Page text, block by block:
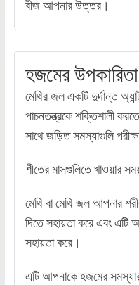
বীজ আপনার উত্তর।
হজমের
মেথির জল একটি দুর্দান্ত
পাচনতন্ত্রকে শক্তিশালী
সাথে জড়িত সমস্যাগুলি
শীতের মাসগুলিতে খাওয়ার
মেথি বা মেথি জল আপনার
দিতে সহায়তা করে এবং
সহায়তা করে।
এটি আপনাকে হজমের